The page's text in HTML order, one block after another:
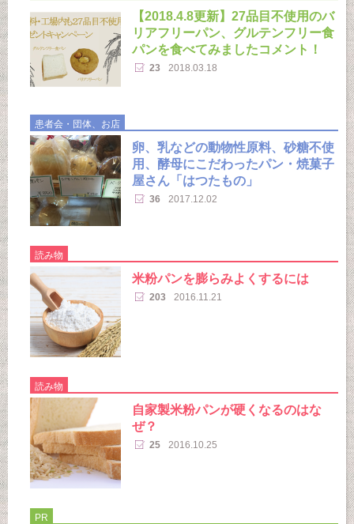
【2018.4.8更新】27品目不使用のバ
リアフリーパン、グルテンフリー食
パンを食べてみましたコメント！
23 2018.03.18
患者会・団体、お店
卵、乳などの動物性原料、砂糖不使
用、酵母にこだわったパン・焼菓子
屋さん「はつたもの」
36 2017.12.02
読み物
米粉パンを膨らみよくするには
203 2016.11.21
読み物
自家製米粉パンが硬くなるのはな
ぜ？
25 2016.10.25
PR